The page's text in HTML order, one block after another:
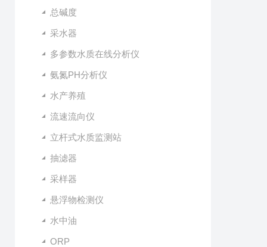
总碱度
采水器
多参数水质在线分析仪
氨氮PH分析仪
水产养殖
流速流向仪
立杆式水质监测站
抽滤器
采样器
悬浮物检测仪
水中油
ORP